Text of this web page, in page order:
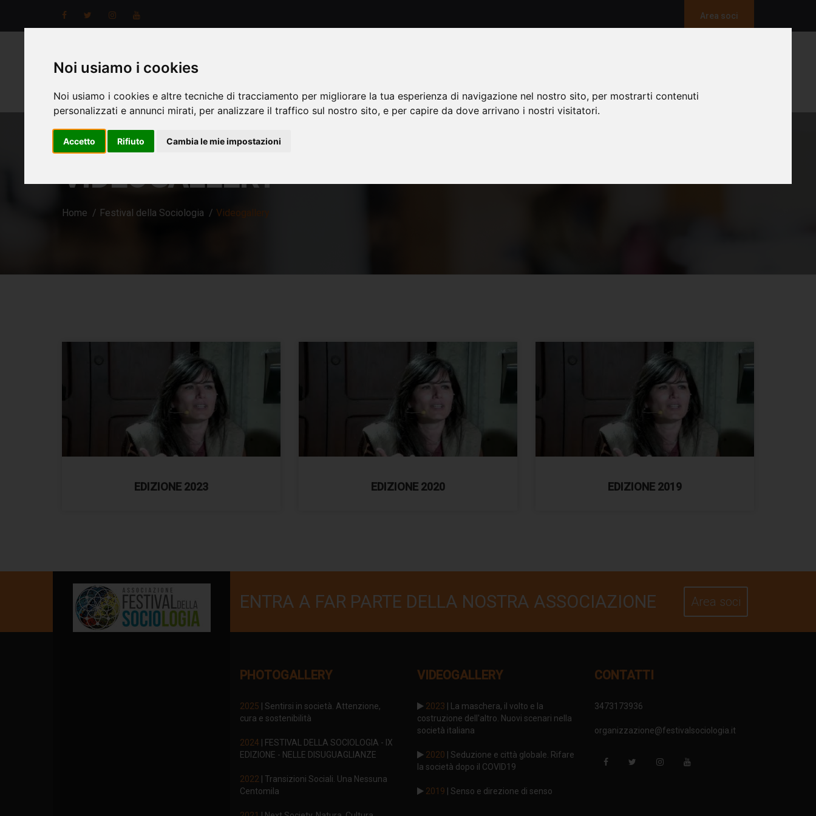
Noi usiamo i cookies
Noi usiamo i cookies e altre tecniche di tracciamento per migliorare la tua esperienza di navigazione nel nostro sito, per mostrarti contenuti
personalizzati e annunci mirati, per analizzare il traffico sul nostro sito, e per capire da dove arrivano i nostri visitatori.
Accetto Rifiuto Cambia le mie impostazioni
Area soci
VIDEOGALLERY
Home Festival della Sociologia Videogallery
EDIZIONE 2023 EDIZIONE 2020 EDIZIONE 2019
ENTRA A FAR PARTE DELLA NOSTRA ASSOCIAZIONE Area soci
PHOTOGALLERY
2025 | Sentirsi in società. Attenzione,
cura e sostenibilità
2024 | FESTIVAL DELLA SOCIOLOGIA - IX
EDIZIONE - NELLE DISUGUAGLIANZE
2022| Transizioni Sociali. Una Nessuna
Centomila
VIDEOGALLERY
2023 | La maschera, il volto e la
costruzione dell'altro. Nuovi scenari nella
società italiana
2020 | Seduzione e città globale. Rifare
la società dopo il COVID19
2019 | Senso e direzione di senso
CONTATTI
3473173936
organizzazione@festivalsociologia.it